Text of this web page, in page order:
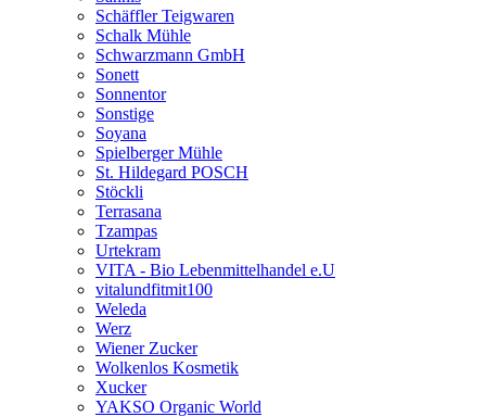
Schäffler Teigwaren
Schalk Mühle
Schwarzmann GmbH
Sonett
Sonnentor
Sonstige
Soyana
Spielberger Mühle
St. Hildegard POSCH
Stöckli
Terrasana
Tzampas
Urtekram
VITA - Bio Lebenmittelhandel e.U
vitalundfitmit100
Weleda
Werz
Wiener Zucker
Wolkenlos Kosmetik
Xucker
YAKSO Organic World